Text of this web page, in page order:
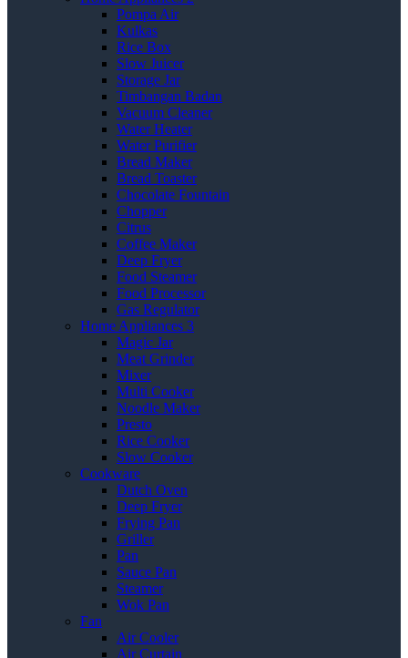
Pompa Air
Kulkas
Rice Box
Slow Juicer
Storage Jar
Timbangan Badan
Vacuum Cleaner
Water Heater
Water Purifier
Bread Maker
Bread Toaster
Chocolate Fountain
Chopper
Citrus
Coffee Maker
Deep Fryer
Food Steamer
Food Processor
Gas Regulator
Home Appliances 3
Magic Jar
Meat Grinder
Mixer
Multi Cooker
Noodle Maker
Presto
Rice Cooker
Slow Cooker
Cookware
Dutch Oven
Deep Fryer
Frying Pan
Griller
Pan
Sauce Pan
Steamer
Wok Pan
Fan
Air Cooler
Air Curtain